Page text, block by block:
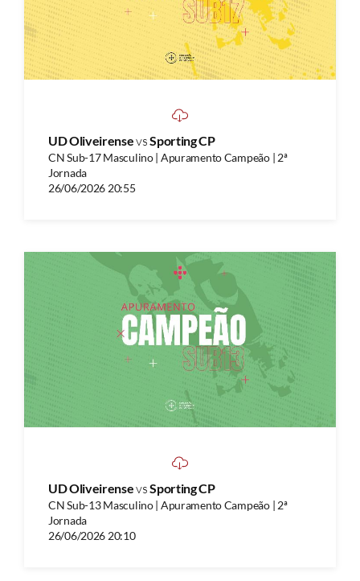
UD OliveirensevsSporting CP
CN Sub-17 Masculino | Apuramento Campeão | 2ª
Jornada
26/06/2026 20:55
UD OliveirensevsSporting CP
CN Sub-13 Masculino | Apuramento Campeão | 2ª
Jornada
26/06/2026 20:10